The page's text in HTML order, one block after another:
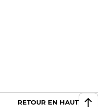
RETOUR EN HAUT